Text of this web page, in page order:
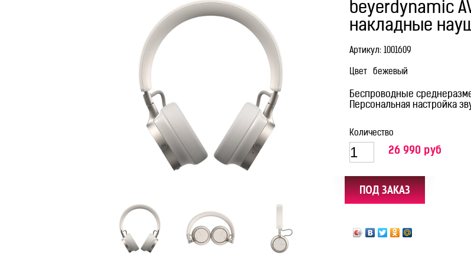
beyerdynamic
накладные
Артикул: 1001609
Цвет бежевый
Беспроводные
Персональная настройка
Количество
26 990 руб